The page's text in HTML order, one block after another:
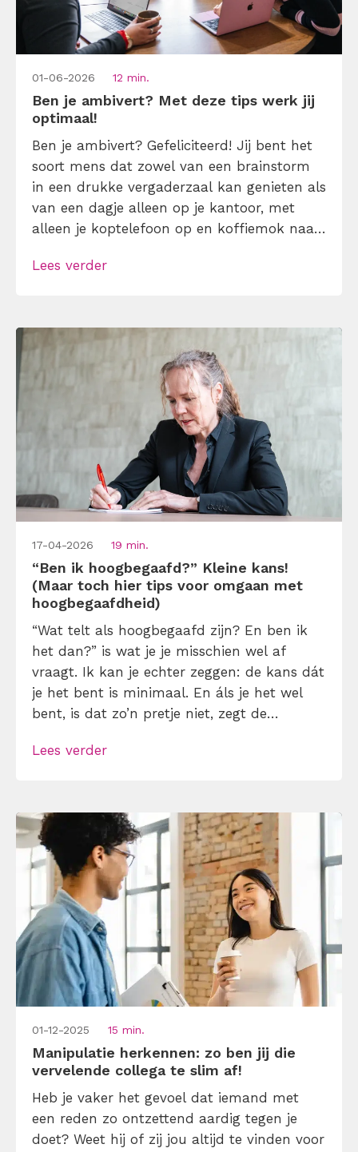
01-06-2026 12 min.
Ben je ambivert? Met deze tips werk jij
optimaal!
Ben je ambivert? Gefeliciteerd! Jij bent het
soort mens dat zowel van een brainstorm
in een drukke vergaderzaal kan genieten als
van een dagje alleen op je kantoor, met
alleen je koptelefoon op en koffiemok naast
extravert: het Zwitserse zakmes onder de
Lees verder
17-04-2026 19 min.
“Ben ik hoogbegaafd?” Kleine kans!
(Maar toch hier tips voor omgaan met
hoogbegaafdheid)
“Wat telt als hoogbegaafd zijn? En ben ik
het dan?” is wat je je misschien wel af
vraagt. Ik kan je echter zeggen: de kans dát
je het bent is minimaal. En áls je het wel
bent, is dat zo’n pretje niet, zegt de
met hoogbegaafdheid (voor de kleine kans
Lees verder
01-12-2025 15 min.
Manipulatie herkennen: zo ben jij die
vervelende collega te slim af!
Heb je vaker het gevoel dat iemand met
een reden zo ontzettend aardig tegen je
doet? Weet hij of zij jou altijd te vinden voor